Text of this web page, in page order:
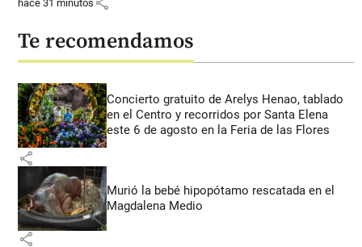
hace 31 minutos
Te recomendamos
Concierto gratuito de Arelys Henao, tablado
en el Centro y recorridos por Santa Elena
este 6 de agosto en la Feria de las Flores
share
Murió la bebé hipopótamo rescatada en el
Magdalena Medio
share